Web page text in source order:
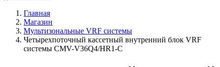
Главная
Магазин
Мультизональные VRF системы
Четырехпоточный кассетный внутренний блок VRF
системы CMV-V36Q4/HR1-C